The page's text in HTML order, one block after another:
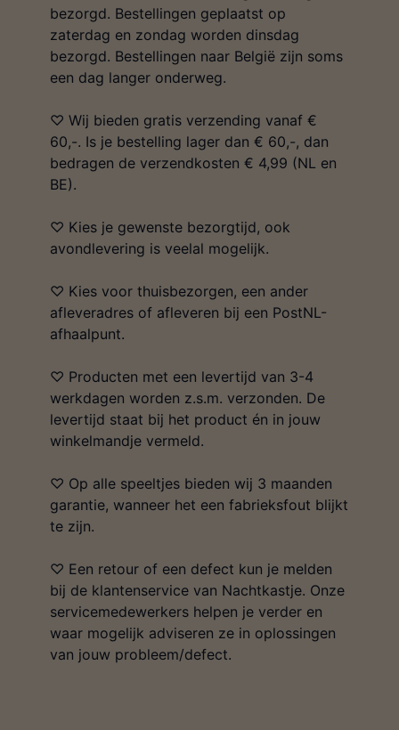
bezorgd. Bestellingen geplaatst op
zaterdag en zondag worden dinsdag
bezorgd. Bestellingen naar België zijn soms
een dag langer onderweg.
♡ Wij bieden gratis verzending vanaf €
60,-. Is je bestelling lager dan € 60,-, dan
bedragen de verzendkosten € 4,99 (NL en
BE).
♡ Kies je gewenste bezorgtijd, ook
avondlevering is veelal mogelijk.
♡ Kies voor thuisbezorgen, een ander
afleveradres of afleveren bij een PostNL-
afhaalpunt.
♡ Producten met een levertijd van 3-4
werkdagen worden z.s.m. verzonden. De
levertijd staat bij het product én in jouw
winkelmandje vermeld.
♡ Op alle speeltjes bieden wij 3 maanden
garantie, wanneer het een fabrieksfout blijkt
te zijn.
♡ Een retour of een defect kun je melden
bij de klantenservice van Nachtkastje. Onze
servicemedewerkers helpen je verder en
waar mogelijk adviseren ze in oplossingen
van jouw probleem/defect.